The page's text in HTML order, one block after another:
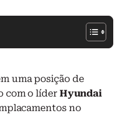
uma posição de
com o líder Hyundai
no